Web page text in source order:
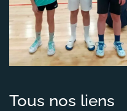
Tous nos liens